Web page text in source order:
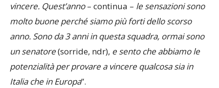
vincere. Quest’anno– continua – le sensazioni sono
molto buone perché siamo più forti dello scorso
anno. Sono da 3 anni in questa squadra, ormai sono
un senatore(sorride, ndr), e sento che abbiamo le
potenzialità per provare a vincere qualcosa sia in
Italia che in Europa”.